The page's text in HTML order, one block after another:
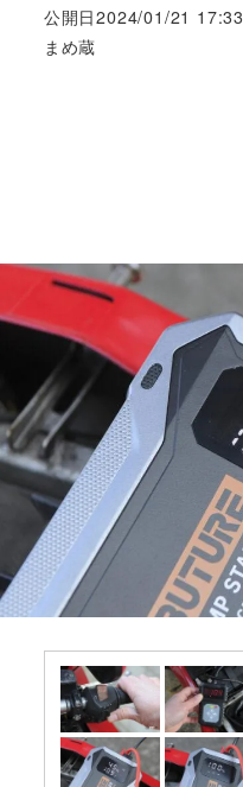
公開日2024/01/21 17:33
著
まめ蔵